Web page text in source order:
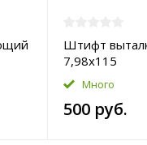
Штифт
7,98x115
Много
500 руб.